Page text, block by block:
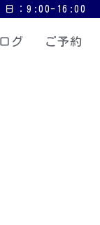
日：9:00-16:00
グ ご予約